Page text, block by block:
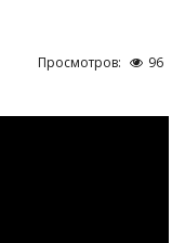
Просмотров:
96